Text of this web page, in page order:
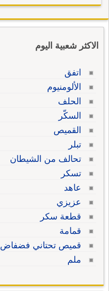
الاكثر شعبية اليوم
اتفق
الألومنيوم
الحلف
السكّر
القميص
تبلر
تحالف من الشيطان
تسكر
عاهد
عزيزي
قطعة سكر
قمامة
قميص تحتاني فضفاض
ملم